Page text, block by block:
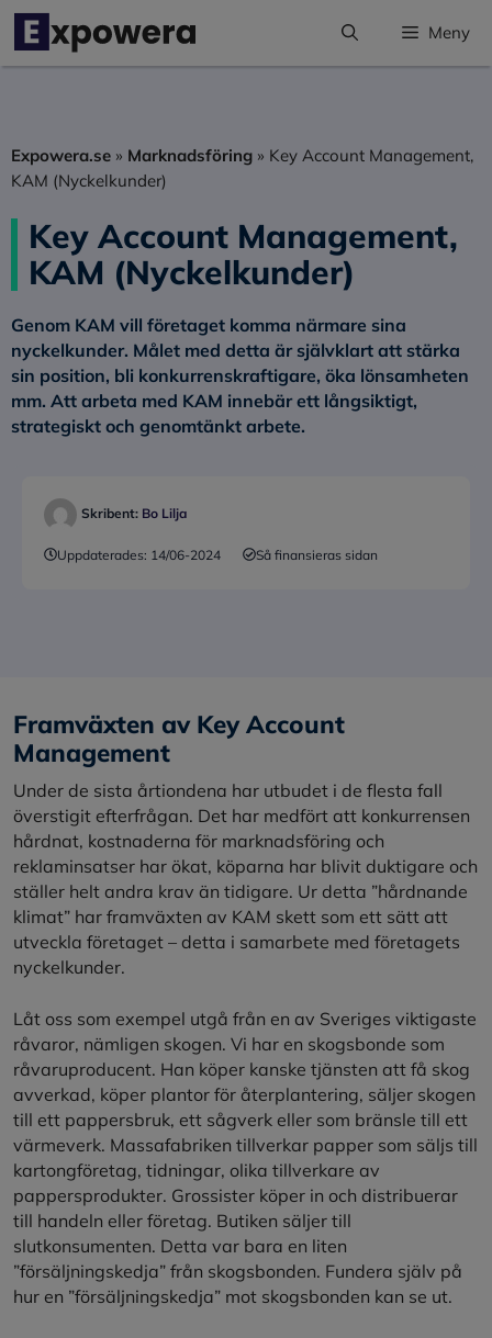
Hoppa
innehåll
Meny
Expowera.se » Marknadsföring » Key Account Management,
KAM (Nyckelkunder)
Key Account Management,
KAM (Nyckelkunder)
Genom KAM vill företaget komma närmare sina
nyckelkunder. Målet med detta är självklart att stärka
sin position, bli konkurrenskraftigare, öka lönsamheten
mm. Att arbeta med KAM innebär ett långsiktigt,
strategiskt och genomtänkt arbete.
Skribent: Bo Lilja
Uppdaterades: 14/06-2024 Så finansieras sidan
Framväxten av Key Account
Management
Under de sista årtiondena har utbudet i de flesta fall
överstigit efterfrågan. Det har medfört att konkurrensen
hårdnat, kostnaderna för marknadsföring och
reklaminsatser har ökat, köparna har blivit duktigare och
ställer helt andra krav än tidigare. Ur detta ”hårdnande
klimat” har framväxten av KAM skett som ett sätt att
utveckla företaget – detta i samarbete med företagets
nyckelkunder.
Låt oss som exempel utgå från en av Sveriges viktigaste
råvaror, nämligen skogen. Vi har en skogsbonde som
råvaruproducent. Han köper kanske tjänsten att få skog
avverkad, köper plantor för återplantering, säljer skogen
till ett pappersbruk, ett sågverk eller som bränsle till ett
värmeverk. Massafabriken tillverkar papper som säljs till
kartongföretag, tidningar, olika tillverkare av
pappersprodukter. Grossister köper in och distribuerar
till handeln eller företag. Butiken säljer till
slutkonsumenten. Detta var bara en liten
”försäljningskedja” från skogsbonden. Fundera själv på
hur en ”försäljningskedja” mot skogsbonden kan se ut.